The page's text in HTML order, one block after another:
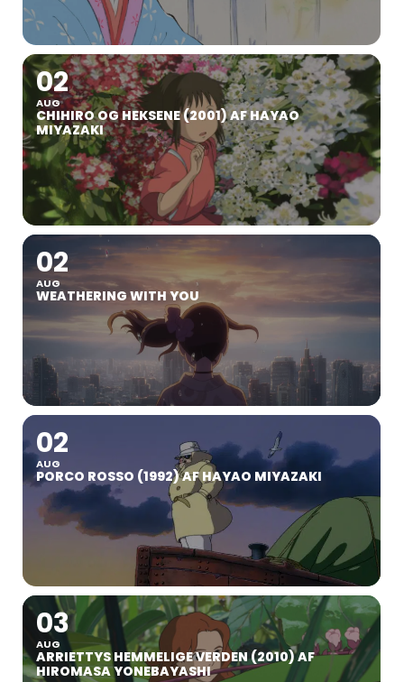
02
AUG
CHIHIRO OG HEKSENE (2001) AF HAYAO
MIYAZAKI
02
AUG
WEATHERING WITH YOU
02
AUG
PORCO ROSSO (1992) AF HAYAO MIYAZAKI
03
AUG
ARRIETTYS HEMMELIGE VERDEN (2010) AF
HIROMASA YONEBAYASHI